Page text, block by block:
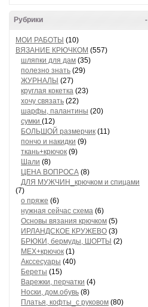
-
Рубрики
МОИ РАБОТЫ (10)
ВЯЗАНИЕ КРЮЧКОМ (557)
шляпки для дам (35)
полезно знать (29)
ЖУРНАЛЫ (27)
круглая кокетка (23)
хочу связать (22)
шарфы, палантины (20)
сумки (12)
БОЛЬШОЙ размерчик (11)
пончо и накидки (9)
ткань+крючок (9)
Шали (8)
ЦЕНА ВОПРОСА (8)
ДЛЯ МУЖЧИН_крючком и спицами
(7)
о пряже (6)
нужная сейчас схема (6)
Основы вязания крючком (5)
ИРЛАНДСКОЕ КРУЖЕВО (3)
БРЮКИ, бермуды, ШОРТЫ (2)
МЕХ+крючок (1)
Акссесуары (40)
Береты (15)
Варежки, перчатки (4)
Носки, дом.обувь (8)
Платья, кофты_с руковом (80)